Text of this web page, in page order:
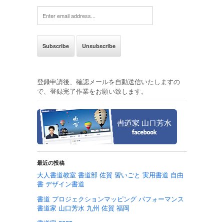
登録申請後、確認メールを自動送信いたしますの
で、登録完了作業をお願い致します。
最近の投稿
大人書道教室 書道部 佐賀 習いごと 実用書道 自由
書 デザイン書道
書道 プロジェクションマッピング パフォーマンス
書道家 山口芳水 九州 佐賀 福岡